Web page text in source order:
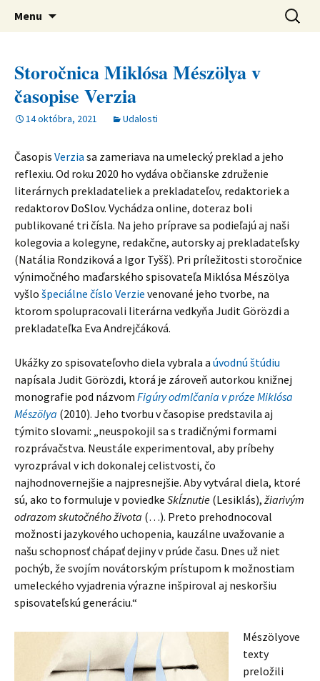
Ústav svetovej literatúry SAV
verejná výskumná inštitúcia
Menu Hľadať:
Storočnica Miklósa Mészölya v
časopise Verzia
14 októbra, 2021 Udalosti
Časopis Verzia sa zameriava na umelecký preklad a jeho
reflexiu. Od roku 2020 ho vydáva občianske združenie
literárnych prekladateliek a prekladateľov, redaktoriek a
redaktorov DoSlov. Vychádza online, doteraz boli
publikované tri čísla. Na jeho príprave sa podieľajú aj naši
kolegovia a kolegyne, redakčne, autorsky aj prekladateľsky
(Natália Rondziková a Igor Tyšš). Pri príležitosti storočnice
výnimočného maďarského spisovateľa Miklósa Mészölya
vyšlo špeciálne číslo Verzie venované jeho tvorbe, na
ktorom spolupracovali literárna vedkyňa Judit Görözdi a
prekladateľka Eva Andrejčáková.
Ukážky zo spisovateľovho diela vybrala a úvodnú štúdiu
napísala Judit Görözdi, ktorá je zároveň autorkou knižnej
monografie pod názvom Figúry odmlčania v próze Miklósa
Mészölya (2010). Jeho tvorbu v časopise predstavila aj
týmito slovami: „neuspokojil sa s tradičnými formami
rozprávačstva. Neustále experimentoval, aby príbehy
vyrozprával v ich dokonalej celistvosti, čo
najhodnovernejšie a najpresnejšie. Aby vytváral diela, ktoré
sú, ako to formuluje v poviedke Skĺznutie (Lesiklás), žiarivým
odrazom skutočného života (…). Preto prehodnocoval
možnosti jazykového uchopenia, kauzálne uvažovanie a
našu schopnosť chápať dejiny v prúde času. Dnes už niet
pochýb, že svojím novátorským prístupom k možnostiam
umeleckého vyjadrenia výrazne inšpiroval aj neskoršiu
spisovateľskú generáciu.“
Mészölyove
texty
preložili